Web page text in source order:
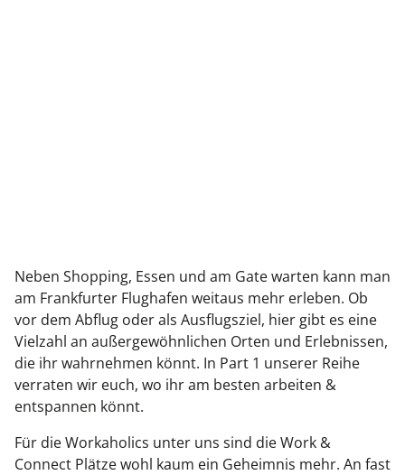
Neben Shopping, Essen und am Gate warten kann man
am Frankfurter Flughafen weitaus mehr erleben. Ob
vor dem Abflug oder als Ausflugsziel, hier gibt es eine
Vielzahl an außergewöhnlichen Orten und Erlebnissen,
die ihr wahrnehmen könnt. In Part 1 unserer Reihe
verraten wir euch, wo ihr am besten arbeiten &
entspannen könnt.
Für die Workaholics unter uns sind die Work &
Connect Plätze wohl kaum ein Geheimnis mehr. An fast